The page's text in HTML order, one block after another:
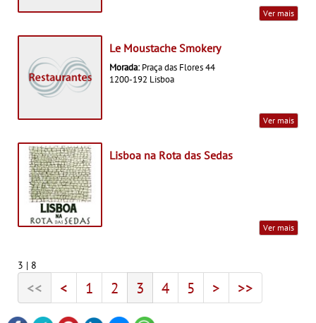
Ver mais
Le Moustache Smokery
Morada: Praça das Flores 44
1200-192 Lisboa
Ver mais
Lisboa na Rota das Sedas
Ver mais
3 | 8
<< < 1 2 3 4 5 > >>